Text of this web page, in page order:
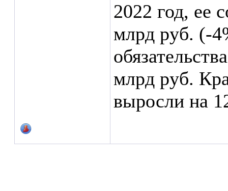
2022 год, ее
млрд руб. (-
млрд руб.
выросли на